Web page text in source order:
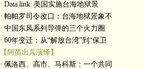
· Data link: 美国实施台海地狱景
· 帕帕罗司令改口：台海地狱景象不
· 中国东风系列导弹的三个火力圈
· 60年变迁：从“解放台湾”到“保卫
【阿苗出兵演绎】
· 佩洛西、高市、马科斯：一个共同